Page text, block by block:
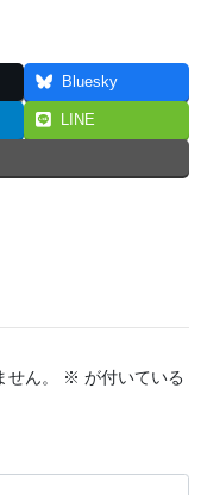
Bluesky
LINE
ん。 ※ が付いている